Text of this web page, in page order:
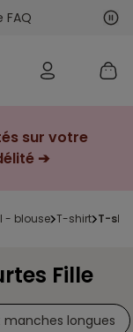
FAQ
sur votre
➔
- blouse t-shirt t-
Fille
manches longues